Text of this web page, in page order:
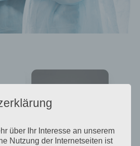
über Ihr Interesse an unserem
Nutzung der Internetseiten ist